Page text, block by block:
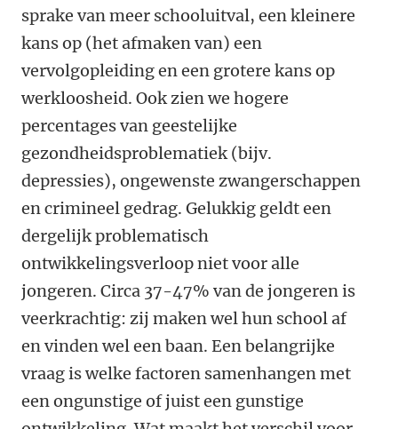
sprake van meer schooluitval, een kleinere
kans op (het afmaken van) een
vervolgopleiding en een grotere kans op
werkloosheid. Ook zien we hogere
percentages van geestelijke
gezondheidsproblematiek (bijv.
depressies), ongewenste zwangerschappen
en crimineel gedrag. Gelukkig geldt een
dergelijk problematisch
ontwikkelingsverloop niet voor alle
jongeren. Circa 37-47% van de jongeren is
veerkrachtig: zij maken wel hun school af
en vinden wel een baan. Een belangrijke
vraag is welke factoren samenhangen met
een ongunstige of juist een gunstige